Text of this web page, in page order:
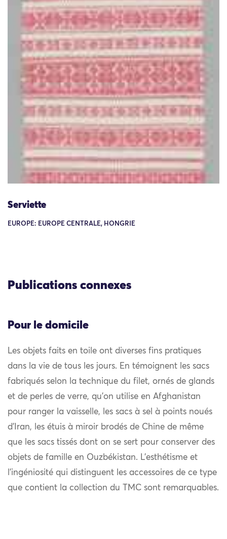
Serviette
EUROPE: EUROPE CENTRALE, HONGRIE
Publications connexes
Pour le domicile
Les objets faits en toile ont diverses fins pratiques
dans la vie de tous les jours. En témoignent les sacs
fabriqués selon la technique du filet, ornés de glands
et de perles de verre, qu’on utilise en Afghanistan
pour ranger la vaisselle, les sacs à sel à points noués
d’Iran, les étuis à miroir brodés de Chine de même
que les sacs tissés dont on se sert pour conserver des
objets de famille en Ouzbékistan. L’esthétisme et
l’ingéniosité qui distinguent les accessoires de ce type
que contient la collection du TMC sont remarquables.